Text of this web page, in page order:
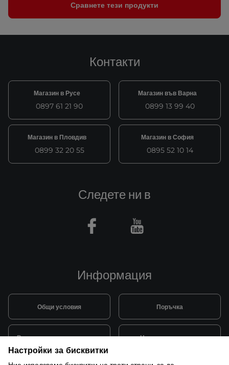
Сравнете тези продукти
Контакти
Магазин в Русе
0897 61 21 90
Магазин във Варна
0899 13 99 40
Магазин в Пловдив
0899 32 20 55
Магазин в София
0895 52 10 14
Информация
Общи условия Поръчка
Видове и цена за транспорт Начини на плащане
Следете ни в
Facebook Youtube
Настройки за бисквитки